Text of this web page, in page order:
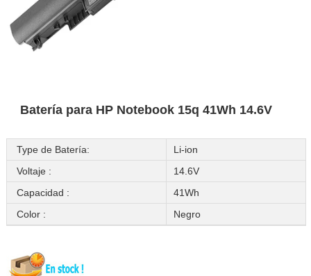
Batería para HP Notebook 15q 41Wh 14.6V
Type de Batería:
Li-ion
Voltaje :
14.6V
Capacidad :
41Wh
Color :
Negro